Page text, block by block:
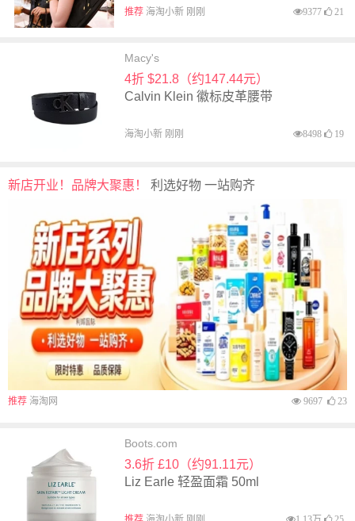
推荐海淘小新 刚刚 9377 21
Macy's
4折 $21.8（约147.44元）
Calvin Klein 徽标皮革腰带
海淘小新 刚刚 8498 19
新店开业！品牌大聚惠！ 利选好物 一站购齐
推荐 海淘网 9697 23
Boots.com
3.6折 £10（约91.11元）
Liz Earle 轻盈面霜 50ml